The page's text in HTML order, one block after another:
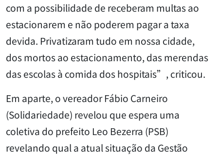
com a possibilidade de receberam multas ao
estacionarem e não poderem pagar a taxa
devida. Privatizaram tudo em nossa cidade,
dos mortos ao estacionamento, das merendas
das escolas à comida dos hospitais”, criticou.
Em aparte, o vereador Fábio Carneiro
(Solidariedade) revelou que espera uma
coletiva do prefeito Leo Bezerra (PSB)
revelando qual a atual situação da Gestão